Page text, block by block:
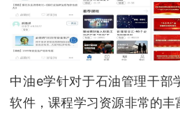
中油e学针对于石油管理干部
软件，课程学习资源非常的